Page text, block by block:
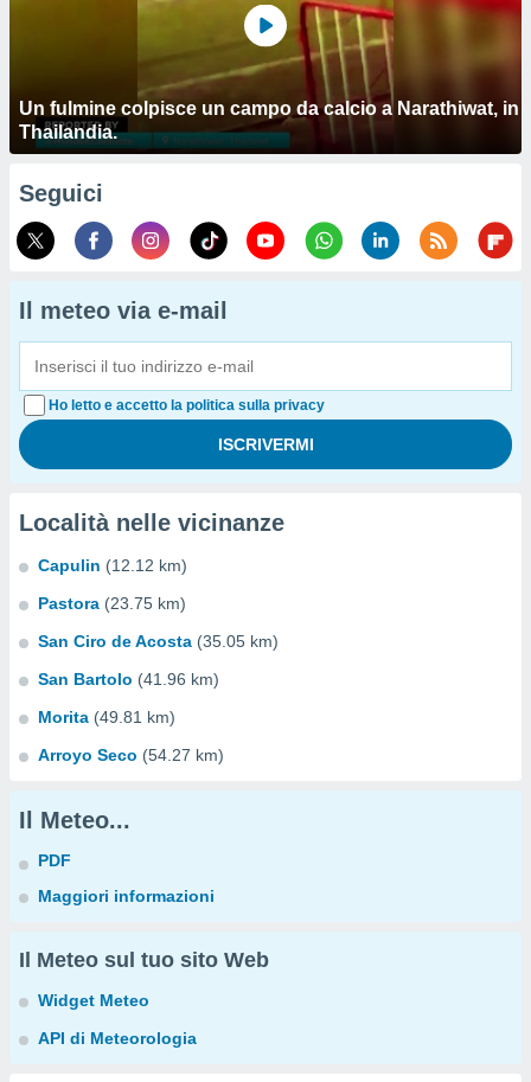
Un fulmine colpisce un campo da calcio a Narathiwat, in
Thailandia.
Seguici
Il meteo via e-mail
Ho letto e accetto la politica sulla privacy
Località nelle vicinanze
Capulin (12.12 km)
Pastora (23.75 km)
San Ciro de Acosta (35.05 km)
San Bartolo (41.96 km)
Morita (49.81 km)
Arroyo Seco (54.27 km)
Il Meteo...
PDF
Maggiori informazioni
Il Meteo sul tuo sito Web
Widget Meteo
API di Meteorologia